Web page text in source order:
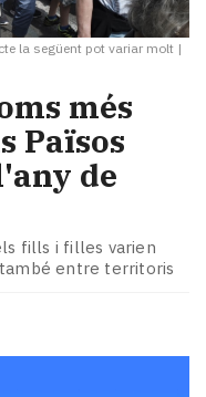
la següent pot variar molt |
més
Països
de
fills i filles varien
entre territoris